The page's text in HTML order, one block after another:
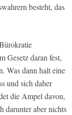
besteht, das
Gesetz daran fest,
Was dann halt eine
und sich daher
die Ampel davon,
darunter aber nichts